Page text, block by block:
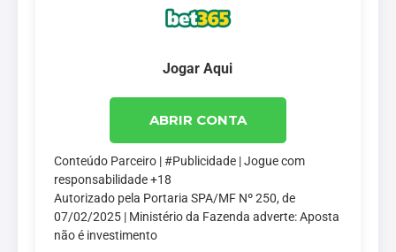
Jogar Aqui
ABRIR CONTA
Conteúdo Parceiro | #Publicidade | Jogue com
responsabilidade +18
Autorizado pela Portaria SPA/MF Nº 250, de
07/02/2025 | Ministério da Fazenda adverte: Aposta
não é investimento